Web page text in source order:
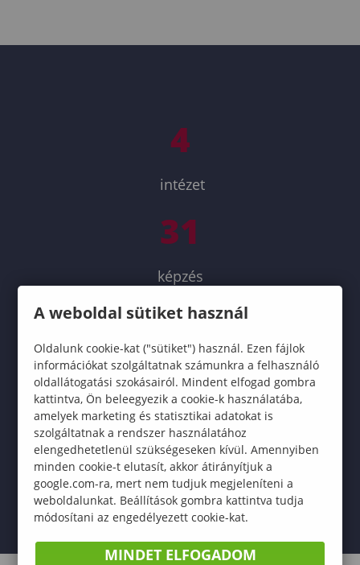
4
intézet
31
képzés
775
hallgató
1000
élmény
A weboldal sütiket használ
Oldalunk cookie-kat ("sütiket") használ. Ezen fájlok
információkat szolgáltatnak számunkra a felhasználó
oldallátogatási szokásairól. Mindent elfogad gombra
kattintva, Ön beleegyezik a cookie-k használatába,
amelyek marketing és statisztikai adatokat is
szolgáltatnak a rendszer használatához
elengedhetetlenül szükségeseken kívül. Amennyiben
minden cookie-t elutasít, akkor átirányítjuk a
google.com-ra, mert nem tudjuk megjeleníteni a
weboldalunkat. Beállítások gombra kattintva tudja
módosítani az engedélyezett cookie-kat.
MINDET ELFOGADOM